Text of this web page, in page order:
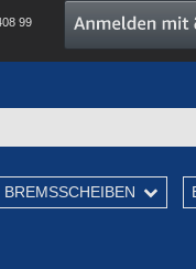
99
BREMSSCHEIBEN